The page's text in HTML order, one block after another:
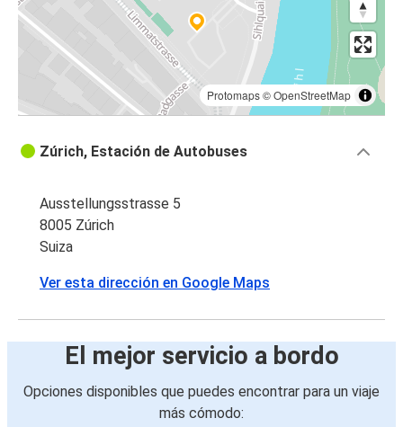
Protomaps©OpenStreetMap
Zúrich, Estación de Autobuses
Ausstellungsstrasse 5
8005 Zúrich
Suiza
Ver esta dirección en Google Maps
El mejor servicio a bordo
Opciones disponibles que puedes encontrar para un viaje
más cómodo: